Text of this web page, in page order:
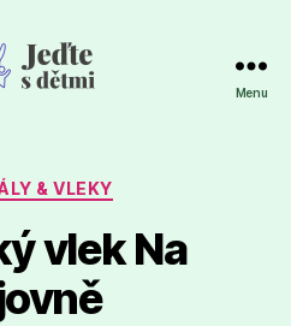
Menu
Rubriky
& VLEKY
vlek Na